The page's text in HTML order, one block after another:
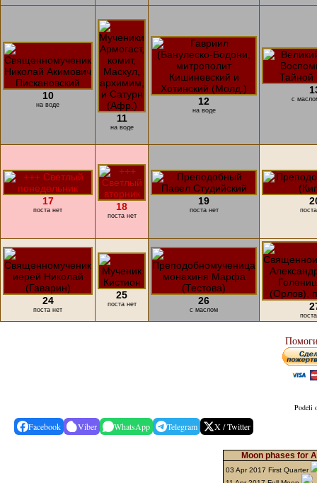
10
на воде
11
на воде
12
на воде
с
17
поста нет 18
поста нет
19
поста нет
24
поста нет
25
поста нет 26
с маслом
Podeli
Facebook Viber WhatsApp Telegram X / Twitter
Moon phases for
03 Apr 2017 First Quarter